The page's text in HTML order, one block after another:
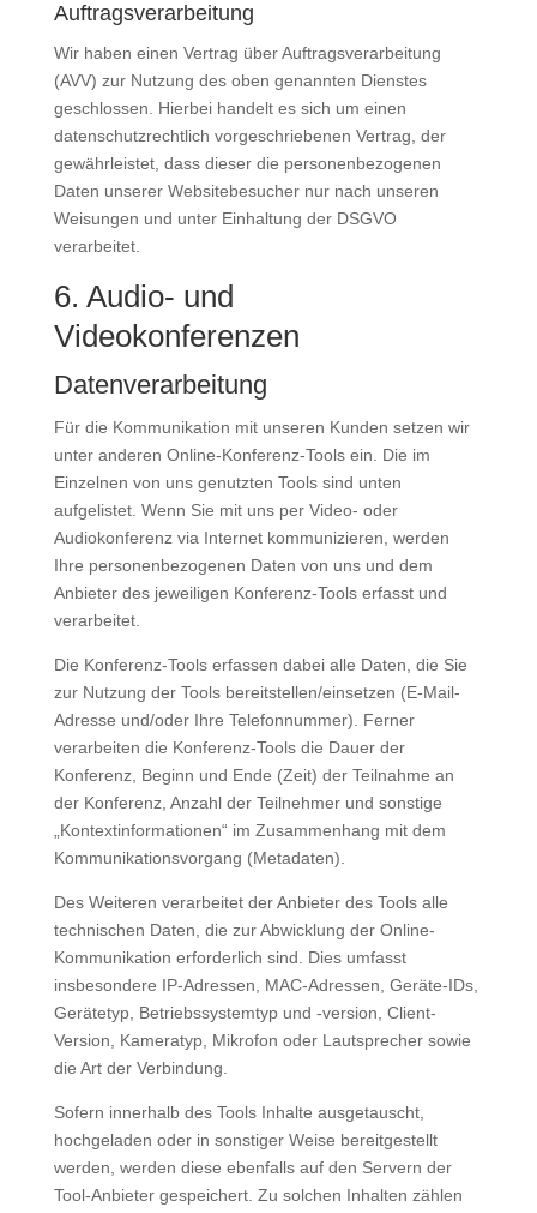
Auftragsverarbeitung
Wir haben einen Vertrag über Auftragsverarbeitung
(AVV) zur Nutzung des oben genannten Dienstes
geschlossen. Hierbei handelt es sich um einen
datenschutzrechtlich vorgeschriebenen Vertrag, der
gewährleistet, dass dieser die personenbezogenen
Daten unserer Websitebesucher nur nach unseren
Weisungen und unter Einhaltung der DSGVO
verarbeitet.
6. Audio- und
Videokonferenzen
Datenverarbeitung
Für die Kommunikation mit unseren Kunden setzen wir
unter anderen Online-Konferenz-Tools ein. Die im
Einzelnen von uns genutzten Tools sind unten
aufgelistet. Wenn Sie mit uns per Video- oder
Audiokonferenz via Internet kommunizieren, werden
Ihre personenbezogenen Daten von uns und dem
Anbieter des jeweiligen Konferenz-Tools erfasst und
verarbeitet.
Die Konferenz-Tools erfassen dabei alle Daten, die Sie
zur Nutzung der Tools bereitstellen/einsetzen (E-Mail-
Adresse und/oder Ihre Telefonnummer). Ferner
verarbeiten die Konferenz-Tools die Dauer der
Konferenz, Beginn und Ende (Zeit) der Teilnahme an
der Konferenz, Anzahl der Teilnehmer und sonstige
„Kontextinformationen“ im Zusammenhang mit dem
Kommunikationsvorgang (Metadaten).
Des Weiteren verarbeitet der Anbieter des Tools alle
technischen Daten, die zur Abwicklung der Online-
Kommunikation erforderlich sind. Dies umfasst
insbesondere IP-Adressen, MAC-Adressen, Geräte-IDs,
Gerätetyp, Betriebssystemtyp und -version, Client-
Version, Kameratyp, Mikrofon oder Lautsprecher sowie
die Art der Verbindung.
Sofern innerhalb des Tools Inhalte ausgetauscht,
hochgeladen oder in sonstiger Weise bereitgestellt
werden, werden diese ebenfalls auf den Servern der
Tool-Anbieter gespeichert. Zu solchen Inhalten zählen